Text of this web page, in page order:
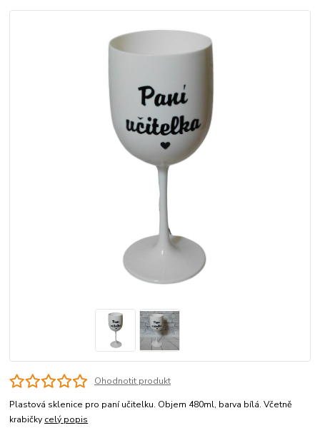
Ohodnotit produkt
Plastová sklenice pro paní učitelku. Objem 480ml, barva bílá. Včetně
krabičky celý popis